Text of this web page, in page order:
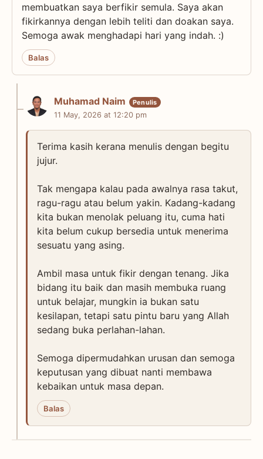
membuatkan saya berfikir semula. Saya akan
fikirkannya dengan lebih teliti dan doakan saya.
Semoga awak menghadapi hari yang indah. :)
Balas
Muhamad Naim
11 May, 2026 at 12:20 pm
Terima kasih kerana menulis dengan begitu
jujur.
Tak mengapa kalau pada awalnya rasa takut,
ragu-ragu atau belum yakin. Kadang-kadang
kita bukan menolak peluang itu, cuma hati
kita belum cukup bersedia untuk menerima
sesuatu yang asing.
Ambil masa untuk fikir dengan tenang. Jika
bidang itu baik dan masih membuka ruang
untuk belajar, mungkin ia bukan satu
kesilapan, tetapi satu pintu baru yang Allah
sedang buka perlahan-lahan.
Semoga dipermudahkan urusan dan semoga
keputusan yang dibuat nanti membawa
kebaikan untuk masa depan.
Balas